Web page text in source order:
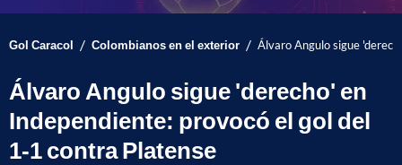
Gol Caracol / Colombianos en el exterior / Álvaro Angulo sigue
Álvaro Angulo sigue 'derecho' en
Independiente: provocó el gol del
1-1 contra Platense